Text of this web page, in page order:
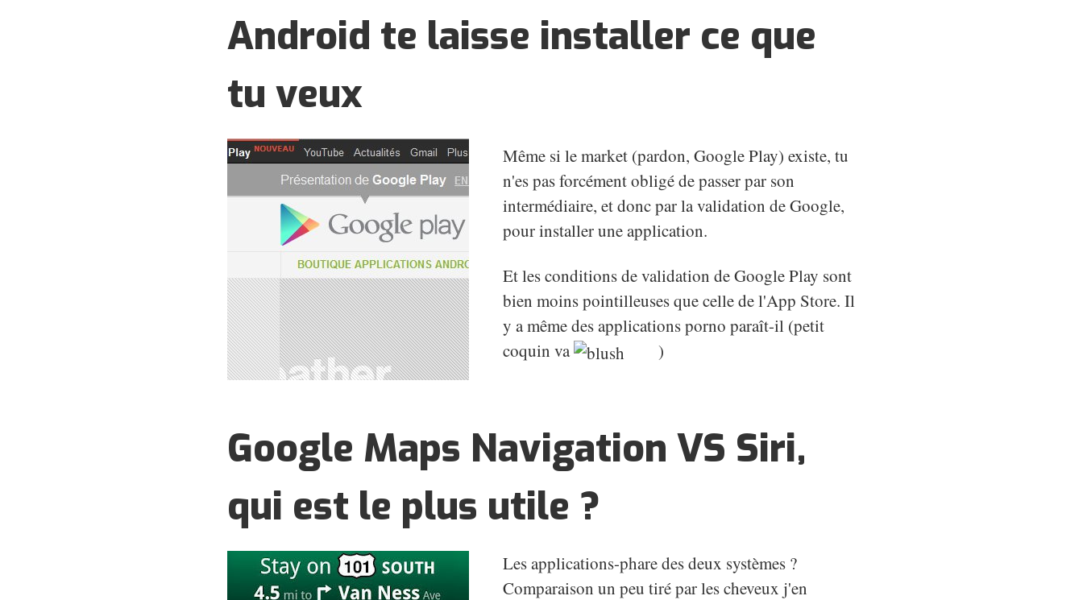
Android te laisse installer ce que
tu veux
Même si le market (pardon, Google Play) existe, tu
n'es pas forcément obligé de passer par son
intermédiaire, et donc par la validation de Google,
pour installer une application.
Et les conditions de validation de Google Play sont
bien moins pointilleuses que celle de l'App Store. Il
y a même des applications porno paraît-il (petit
coquin va
)
Google Maps Navigation VS Siri,
qui est le plus utile ?
Les applications-phare des deux systèmes ?
Comparaison un peu tiré par les cheveux j'en